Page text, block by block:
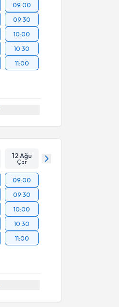
09:00
09:30
10:00
10:30
11:00
12 Ağu
Çar
09:00
09:30
10:00
10:30
11:00